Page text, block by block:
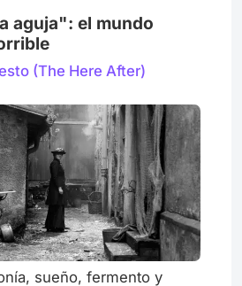
aguja": el mundo
(The Here After)
sueño, fermento y